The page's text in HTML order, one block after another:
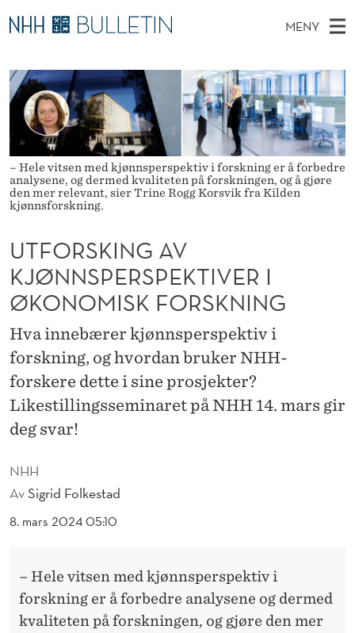
U
T
F
O
S
K
N
G
A
V
K
Ø
N
S
MENY
O
V
E
D
M
E
N
Y
Ø
K
I
N
E
T
T
E
D
E
T
Stipendiater og nye forskerprofiler
Disputaser
Ekspertutvalg
Om Bulletin
– Hele vitsen med kjønnsperspektiv i forskning er å forbedre
analysene, og dermed kvaliteten på forskningen, og å gjøre
den mer relevant, sier Trine Rogg Korsvik fra Kilden
kjønnsforskning.
NHH
AvSigrid Folkestad
8. mars 2024 05:10
UTFORSKING AV
KJØNNSPERSPEKTIVER I
ØKONOMISK FORSKNING
Hva innebærer kjønnsperspektiv i
forskning, og hvordan bruker NHH-
forskere dette i sine prosjekter?
Likestillingsseminaret på NHH 14. mars gir
deg svar!
– Hele vitsen med kjønnsperspektiv i
forskning er å forbedre analysene og dermed
kvaliteten på forskningen, og gjøre den mer